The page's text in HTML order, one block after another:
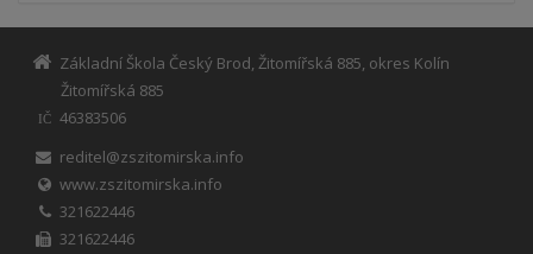
Základní Škola Český Brod, Žitomířská 885, okres Kolín
Žitomířská 885
IČ
46383506
reditel@zszitomirska.info
www.zszitomirska.info
321622446
321622446